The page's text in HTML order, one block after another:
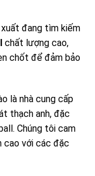
đang tìm kiếm
chất lượng cao,
chốt để đảm bảo
là nhà cung cấp
thạch anh, đặc
Chúng tôi cam
cao với các đặc